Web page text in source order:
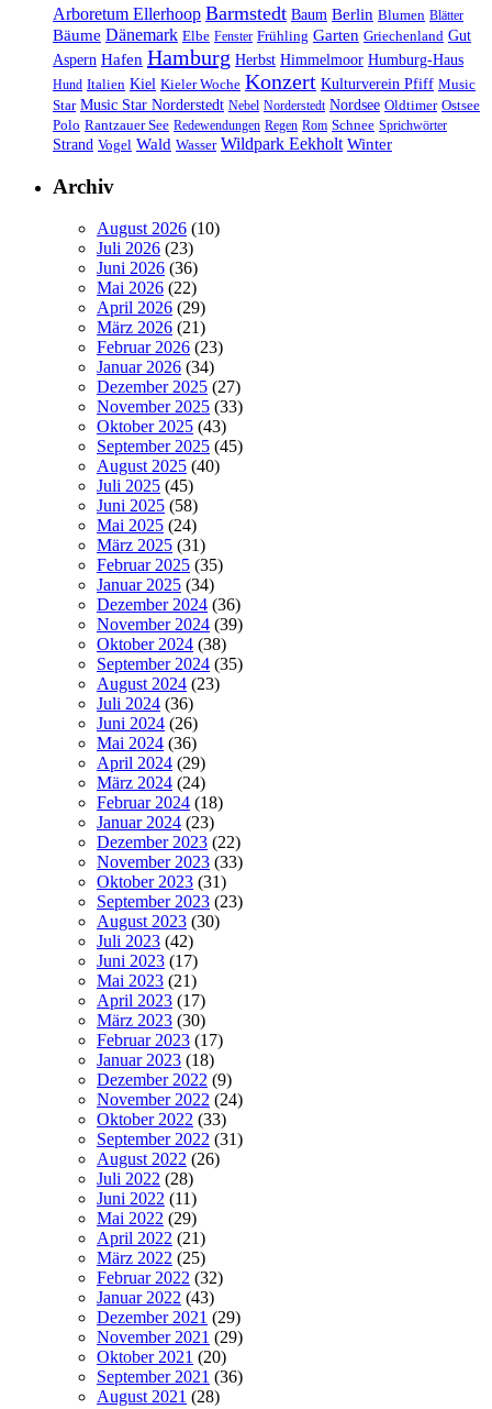
Arboretum Ellerhoop Barmstedt Baum Berlin Blumen Blätter
Bäume Dänemark Elbe Fenster Frühling Garten Griechenland Gut
Aspern Hafen Hamburg Herbst Himmelmoor Humburg-Haus
Hund Italien Kiel Kieler Woche Konzert Kulturverein Pfiff Music
Star Music Star Norderstedt Nebel Norderstedt Nordsee Oldtimer Ostsee
Polo Rantzauer See Redewendungen Regen Rom Schnee Sprichwörter
Strand Vogel Wald Wasser Wildpark Eekholt Winter
Archiv
August 2026 (10)
Juli 2026 (23)
Juni 2026 (36)
Mai 2026 (22)
April 2026 (29)
März 2026 (21)
Februar 2026 (23)
Januar 2026 (34)
Dezember 2025 (27)
November 2025 (33)
Oktober 2025 (43)
September 2025 (45)
August 2025 (40)
Juli 2025 (45)
Juni 2025 (58)
Mai 2025 (24)
März 2025 (31)
Februar 2025 (35)
Januar 2025 (34)
Dezember 2024 (36)
November 2024 (39)
Oktober 2024 (38)
September 2024 (35)
August 2024 (23)
Juli 2024 (36)
Juni 2024 (26)
Mai 2024 (36)
April 2024 (29)
März 2024 (24)
Februar 2024 (18)
Januar 2024 (23)
Dezember 2023 (22)
November 2023 (33)
Oktober 2023 (31)
September 2023 (23)
August 2023 (30)
Juli 2023 (42)
Juni 2023 (17)
Mai 2023 (21)
April 2023 (17)
März 2023 (30)
Februar 2023 (17)
Januar 2023 (18)
Dezember 2022 (9)
November 2022 (24)
Oktober 2022 (33)
September 2022 (31)
August 2022 (26)
Juli 2022 (28)
Juni 2022 (11)
Mai 2022 (29)
April 2022 (21)
März 2022 (25)
Februar 2022 (32)
Januar 2022 (43)
Dezember 2021 (29)
November 2021 (29)
Oktober 2021 (20)
September 2021 (36)
August 2021 (28)